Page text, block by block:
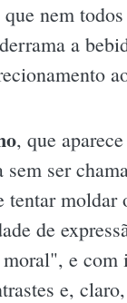
nem
a
, que
sem ser
de
e
e,